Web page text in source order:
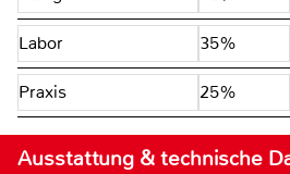
Labor 35%
Praxis 25%
Ausstattung & technische